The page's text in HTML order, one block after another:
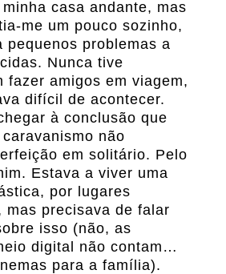
casa andante, mas
me um pouco sozinho,
pequenos problemas a
Nunca tive
fazer amigos em viagem,
difícil de acontecer.
à conclusão que
não
em solitário. Pelo
Estava a viver uma
por lugares
mas precisava de falar
isso (não, as
digital não contam…
para a família).